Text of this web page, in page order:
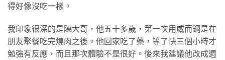
得好像沒吃一樣。
我印象很深的是陳大哥，他五十多歲，第一次用威而鋼是在
朋友聚餐吃完燒肉之後。他回家吃了藥，等了快三個小時才
勉強有反應，而且那次體驗不是很好。後來我建議他改成週